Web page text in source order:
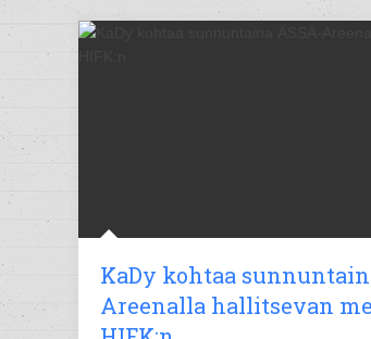
KaDy kohtaa
Areenalla hallitsevan